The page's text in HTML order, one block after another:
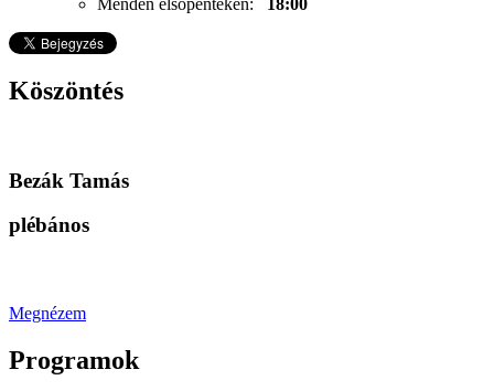
Menden elsőpénteken:
18:00
Köszöntés
Bezák Tamás
plébános
Megnézem
Programok